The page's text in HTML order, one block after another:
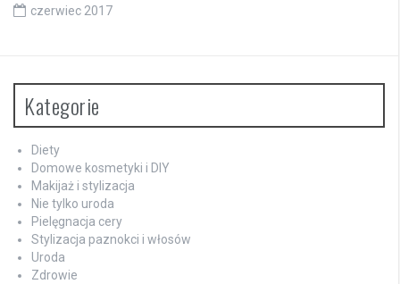
czerwiec 2017
Kategorie
Diety
Domowe kosmetyki i DIY
Makijaż i stylizacja
Nie tylko uroda
Pielęgnacja cery
Stylizacja paznokci i włosów
Uroda
Zdrowie